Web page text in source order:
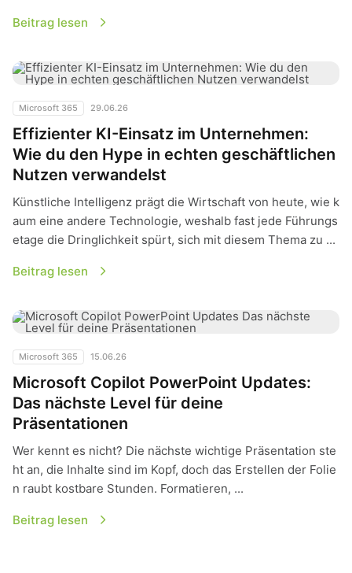
Beitrag lesen
Microsoft 365 29.06.26
Effizienter KI-Einsatz im Unternehmen:
Wie du den Hype in echten geschäftlichen
Nutzen verwandelst
Künstliche Intelligenz prägt die Wirtschaft von heute, wie k
aum eine andere Technologie, weshalb fast jede Führungs
etage die Dringlichkeit spürt, sich mit diesem Thema zu ...
Beitrag lesen
Effizienter KI-Einsatz im Unternehmen: Wie du den Hype in
Microsoft 365 15.06.26
Microsoft Copilot PowerPoint Updates:
Das nächste Level für deine
Präsentationen
Wer kennt es nicht? Die nächste wichtige Präsentation ste
ht an, die Inhalte sind im Kopf, doch das Erstellen der Folie
n raubt kostbare Stunden. Formatieren, ...
Beitrag lesen
Microsoft Copilot PowerPoint Updates: Das nächste Level